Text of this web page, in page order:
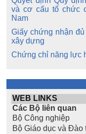
và cơ cấu tổ chức
Nam
Giấy chứng nhận
xây dựng
Chứng chỉ năng lực